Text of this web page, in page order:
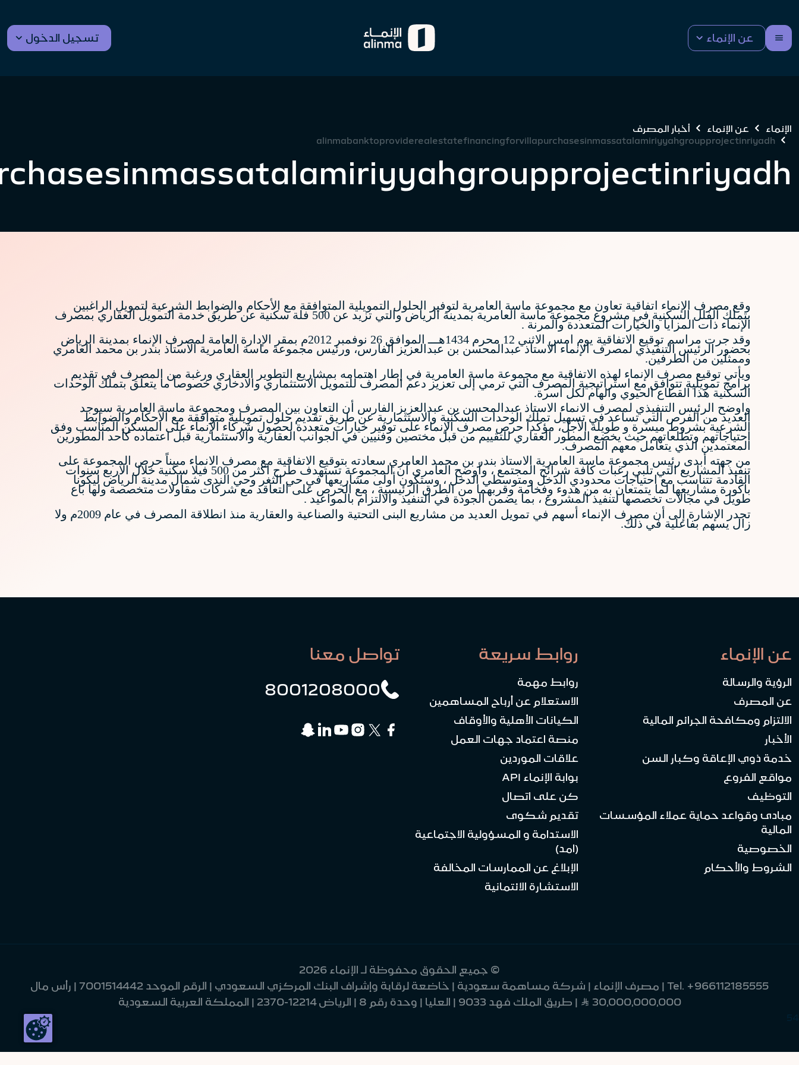
عن الإنماء تسجيل الدخول
الإنماء عن الإنماء
أخبار المصرف
alinmabanktoproviderealestatefinancingforvillapurchasesinmassatalamiriyyahgroupprojectinriyadh
وقع مصرف الإنماء اتفاقية تعاون مع مجموعة ماسة العامرية لتوفير الحلول التمويلية المتوافقة مع الأحكام والضوابط الشرعية لتمويل الراغبين
بتملك الفلل السكنية في مشروع مجموعة ماسة العامرية بمدينة الرياض والتي تزيد عن 500 فلة سكنية عن طريق خدمة التمويل العقاري بمصرف
الإنماء ذات المزايا والخيارات المتعددة والمرنة .
وقد جرت مراسم توقيع الاتفاقية يوم امس الاثني 12 محرم 1434هـــ الموافق 26 نوفمبر 2012م بمقر الإدارة العامة لمصرف الإنماء بمدينة الرياض
بحضور الرئيس التنفيذي لمصرف الإنماء الاستاذ عبدالمحسن بن عبدالعزيز الفارس، ورئيس مجموعة ماسة العامرية الاستاذ بندر بن محمد العامري
وممثلين من الطرفين.
ويأتي توقيع مصرف الإنماء لهذه الاتفاقية مع مجموعة ماسة العامرية في إطار اهتمامه بمشاريع التطوير العقاري ورغبة من المصرف في تقديم
برامج تمويلية تتوافق مع استراتيجية المصرف التي ترمي إلى تعزيز دعم المصرف للتمويل الاستثماري والادخاري خصوصاً ما يتعلق بتملك الوحدات
السكنية هذا القطاع الحيوي والهام لكل أسرة.
واوضح الرئيس التنفيذي لمصرف الانماء الاستاذ عبدالمحسن بن عبدالعزيز الفارس أن التعاون بين المصرف ومجموعة ماسة العامرية سيوجد
العديد من الفرص التي تساعد في تسهيل تملك الوحدات السكنية والاستثمارية عن طريق تقديم حلول تمويلية متوافقة مع الأحكام والضوابط
الشرعية بشروط ميسرة و طويلة الأجل، مؤكداً حرص مصرف الإنماء على توفير خيارات متعددة لحصول شركاء الإنماء على المسكن المناسب وفق
احتياجاتهم وتطلعاتهم حيث يخضع المطور العقاري للتقييم من قبل مختصين وفنيين في الجوانب العقارية والاستثمارية قبل اعتماده كأحد المطورين
المعتمدين الذي يتعامل معهم المصرف.
من جهته أبدى رئيس مجموعة ماسة العامرية الاستاذ بندر بن محمد العامري سعادته بتوقيع الاتفاقية مع مصرف الانماء مبيناً حرص المجموعة على
تنفيذ المشاريع التي تلبي رغبات كافة شرائح المجتمع ، وأوضح العامري أن المجموعة تستهدف طرح اكثر من 500 فيلا سكنية خلال الاربع سنوات
القادمة تتناسب مع احتياجات محدودي الدخل ومتوسطي الدخل ، وستكون أولى مشاريعها في حي الثغر وحي الندى شمال مدينة الرياض ليكونا
باكورة مشاريعها لما يتمتعان به من هدوء وفخامة وقربهما من الطرق الرئيسية ، مع الحرص على التعاقد مع شركات مقاولات متخصصة ولها باع
طويل في مجالات تخصصها لتنفيذ المشروع ، بما يضمن الجودة في التنفيذ والالتزام بالمواعيد .
تجدر الإشارة إلى أن مصرف الإنماء أسهم في تمويل العديد من مشاريع البنى التحتية والصناعية والعقارية منذ انطلاقة المصرف في عام 2009م ولا
زال يسهم بفاعلية في ذلك.
عن الإنماء
الرؤية والرسالة
عن المصرف
الالتزام ومكافحة الجرائم المالية
الأخبار
خدمة ذوي الإعاقة وكبار السن
مواقع الفروع
التوظيف
مبادئ وقواعد حماية عملاء المؤسسات
المالية
الخصوصية
الشروط والأحكام
روابط سريعة
روابط مهمة
الاستعلام عن أرباح المساهمين
الكيانات الأهلية والأوقاف
منصة اعتماد جهات العمل
علاقات الموردين
بوابة الإنماء API
كن على اتصال
تقديم شكوى
الاستدامة و المسؤولية الاجتماعية
(امد)
الإبلاغ عن الممارسات المخالفة
الاستشارة الائتمانية
تواصل معنا
8001208000
© جميع الحقوق محفوظة لـ الإنماء 2026
Tel. +966112185555
| مصرف الإنماء | شركة مساهمة سعودية | خاضعة لرقابة وإشراف البنك المركزي السعودي | الرقم الموحد 7001514442 | رأس مال
30,000,000,000 Ʀ | طريق الملك فهد 9033 | العليا | وحدة رقم 8 | الرياض 12214-2370 | المملكة العربية السعودية